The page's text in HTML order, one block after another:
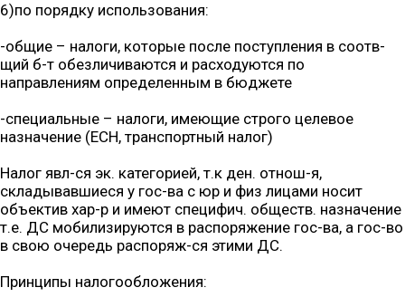
6)по порядку использования:
-общие – налоги, которые после поступления в соотв-
щий б-т обезличиваются и расходуются по
направлениям определенным в бюджете
-специальные – налоги, имеющие строго целевое
назначение (ЕСН, транспортный налог)
Налог явл-ся эк. категорией, т.к ден. отнош-я,
складывавшиеся у гос-ва с юр и физ лицами носит
объектив хар-р и имеют специфич. обществ. назначение
т.е. ДС мобилизируются в распоряжение гос-ва, а гос-во
в свою очередь распоряж-ся этими ДС.
Принципы налогообложения: